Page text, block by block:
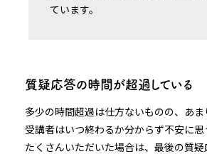
ています。
質疑応答の時間が超過している
多少の時間超過は仕方ないものの、あ
受講者はいつ終わるか分からず不安に
たくさんいただいた場合は、最後の質